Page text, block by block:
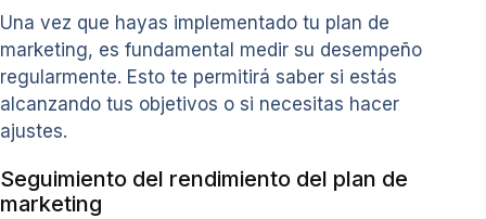
Una vez que hayas implementado tu plan de
marketing, es fundamental medir su desempeño
regularmente. Esto te permitirá saber si estás
alcanzando tus objetivos o si necesitas hacer
ajustes.
Seguimiento del rendimiento del plan de
marketing